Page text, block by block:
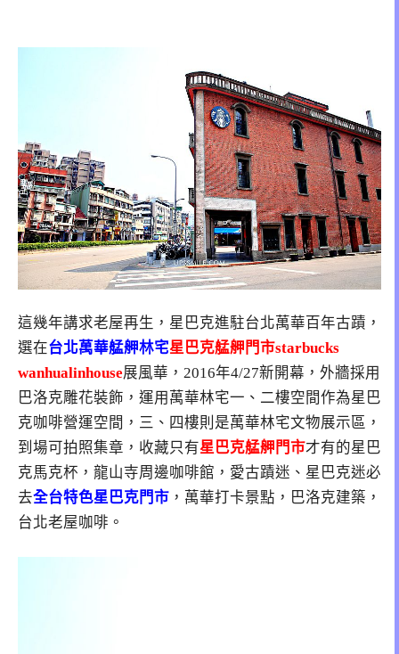
這幾年講求老屋再生，星巴克進駐台北萬華百年古蹟，
選在台北萬華艋舺林宅星巴克艋舺門市starbucks
wanhualinhouse展風華，2016年4/27新開幕，外牆採用
巴洛克雕花裝飾，運用萬華林宅一、二樓空間作為星巴
克咖啡營運空間，三、四樓則是萬華林宅文物展示區，
到場可拍照集章，收藏只有星巴克艋舺門市才有的星巴
克馬克杯，龍山寺周邊咖啡館，愛古蹟迷、星巴克迷必
去全台特色星巴克門市 ，萬華打卡景點，巴洛克建築，
台北老屋咖啡。